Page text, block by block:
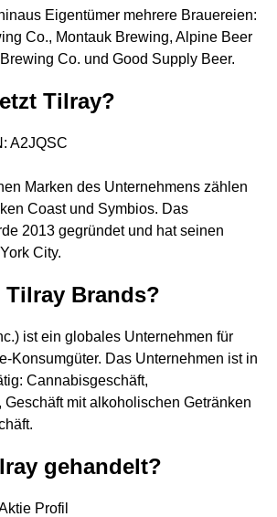
Eigentümer mehrere Brauereien:
Co., Montauk Brewing, Alpine Beer
Co. und Good Supply Beer.
Tilray?
A2JQSC
Marken des Unternehmens zählen
Coast und Symbios. Das
2013 gegründet und hat seinen
City.
Tilray Brands?
ist ein globales Unternehmen für
Konsumgüter. Das Unternehmen ist in
Cannabisgeschäft,
Geschäft mit alkoholischen Getränken
gehandelt?
Profil